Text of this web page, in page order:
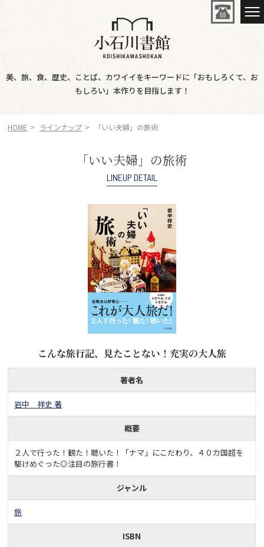
美、旅、食、歴史、ことば、カワイイをキーワードに「おもしろくて、お
もしろい」本作りを目指します！
HOME ラインナップ 「いい夫婦」の旅術
「いい夫婦」の旅術
LINEUP DETAIL
こんな旅行記、見たことない！充実の大人旅
著者名
岩中 祥史 著
概要
２人で行った！観た！聴いた！「ナマ」にこだわり、４０カ国超を
駆けめぐった◎注目の旅行書！
ジャンル
旅
ISBN